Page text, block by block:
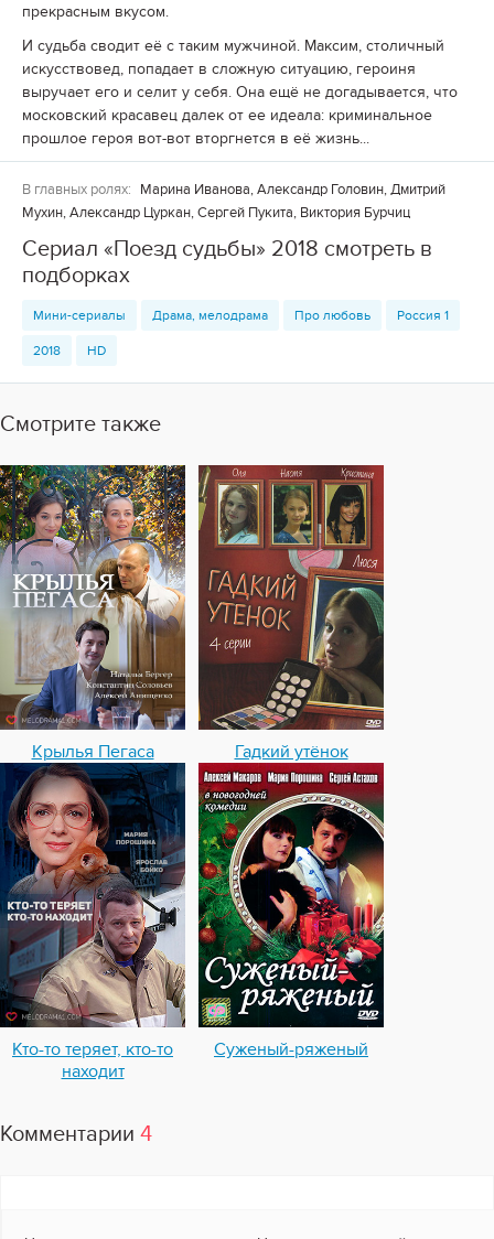
прекрасным вкусом.
И судьба сводит её с таким мужчиной. Максим, столичный
искусствовед, попадает в сложную ситуацию, героиня
выручает его и селит у себя. Она ещё не догадывается, что
московский красавец далек от ее идеала: криминальное
прошлое героя вот-вот вторгнется в её жизнь...
В главных ролях:
Марина Иванова, Александр Головин, Дмитрий
Мухин, Александр Цуркан, Сергей Пукита, Виктория Бурчиц
Сериал «Поезд судьбы» 2018 смотреть в
подборках
Мини-сериалы Драма, мелодрама Про любовь Россия 1
2018 HD
Смотрите также
Крылья Пегаса Гадкий утёнок
Кто-то теряет, кто-то
находит
Суженый-ряженый
Комментарии 4